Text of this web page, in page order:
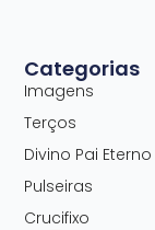
Categorias
Imagens
Terços
Divino Pai Eterno
Pulseiras
Crucifixo